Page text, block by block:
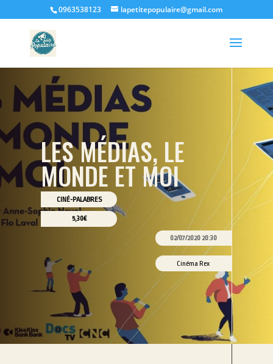
0963538123 lapetitepopulaire@gmail.com
LES MÉDIAS, LE
MONDE ET MOI
CINÉ-PALABRES
5,30€
02/07/2020 20:30
Cinéma Rex